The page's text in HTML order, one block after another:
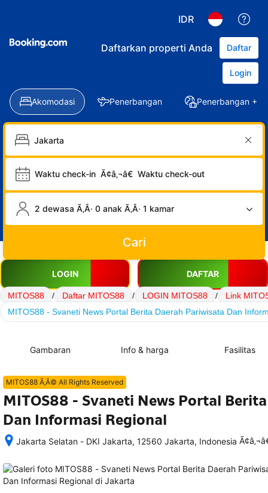
IDR
Daftarkan properti Anda Daftar
Login
Akomodasi Penerbangan Penerbangan +
Waktu check-in Ã¢â‚¬â€ Waktu check-out
2 dewasa Ã‚Â· 0 anak Ã‚Â· 1 kamar
Cari
LOGIN DAFTAR
MITOS88 / Daftar MITOS88 / LOGIN MITOS88 /
Link
MITOS88 - Svaneti News Portal Berita Daerah Pariwisata Dan
Gambaran Info & harga Fasilitas
MITOS88 Ã‚Â© All Rights Reserved
MITOS88 - Svaneti News Portal
Dan Informasi Regional
Jakarta Selatan - DKI Jakarta, 12560 Jakarta, Indonesia
memesan,
semua